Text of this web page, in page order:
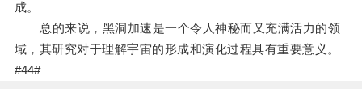
成。
总的来说，黑洞加速是一个令人神秘而又充满活力的领
域，其研究对于理解宇宙的形成和演化过程具有重要意义。
#44#